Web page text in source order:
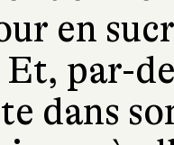
en
Et, par-
dans